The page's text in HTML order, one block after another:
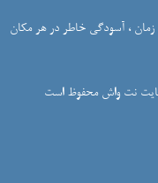
، آسودگی خاطر در هر مکان